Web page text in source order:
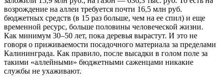
возрождение на аллеи требуется почти 16,5 млн руб.
бюджетных средств (в 15 раз больше, чем на ее спил) и еще
временной ресурс, больше половины человеческой жизни.
Как минимум 30–50 лет, пока деревья вырастут. И это не
говоря о приживаемости посадочного материала за пределами
Калининграда. Как правило, после высадки в голом поле за
такими «аллейными» бюджетными саженцами никакие
службы не ухаживают.